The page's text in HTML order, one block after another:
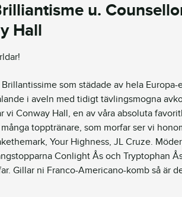
u.
Hall
som städade av hela
i aveln med tidigt tävlingsmogna
vi Conway Hall, en av våra absoluta
topptränare, som morfar ser vi
Your Highness, JL Cruze.
Conlight Ås och Tryptophan
Gillar ni Franco-Americano-komb så är